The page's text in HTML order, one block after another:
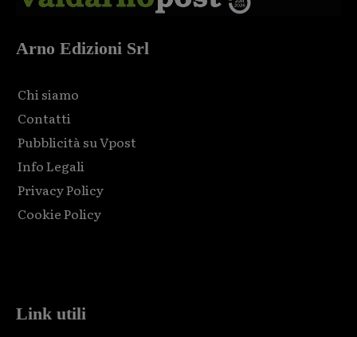
Arno Edizioni Srl
Chi siamo
Contatti
Pubblicità su Vpost
Info Legali
Privacy Policy
Cookie Policy
Link utili